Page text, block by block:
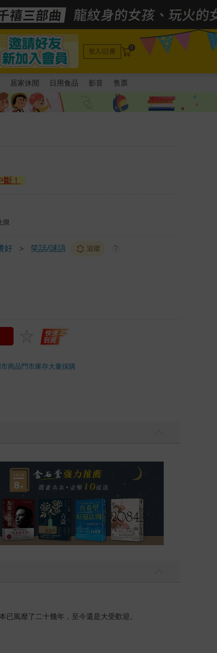
登入/註冊 0
居家休閒 日用食品 影音 售票
！
限
好 ＞ 笑話/謎語 追蹤 ?
商品門市庫存大量採購
風靡了二十幾年，至今還是大受歡迎。